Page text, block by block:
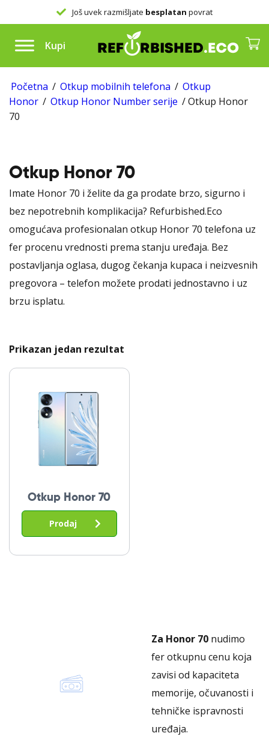
Još uvek razmišljate besplatan povrat
Kupi
Početna / Otkup mobilnih telefona / Otkup
Honor / Otkup Honor Number serije / Otkup Honor
70
Otkup Honor 70
Imate Honor 70 i želite da ga prodate brzo, sigurno i
bez nepotrebnih komplikacija? Refurbished.Eco
omogućava profesionalan otkup Honor 70 telefona uz
fer procenu vrednosti prema stanju uređaja. Bez
postavljanja oglasa, dugog čekanja kupaca i neizvesnih
pregovora – telefon možete prodati jednostavno i uz
brzu isplatu.
Prikazan jedan rezultat
Otkup Honor 70
Prodaj
Za Honor 70 nudimo
fer otkupnu cenu koja
zavisi od kapaciteta
memorije, očuvanosti i
tehničke ispravnosti
uređaja.